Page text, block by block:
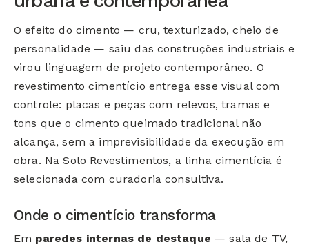
O efeito do cimento — cru, texturizado, cheio de
personalidade — saiu das construções industriais e
virou linguagem de projeto contemporâneo. O
revestimento cimentício entrega esse visual com
controle: placas e peças com relevos, tramas e
tons que o cimento queimado tradicional não
alcança, sem a imprevisibilidade da execução em
obra. Na Solo Revestimentos, a linha cimentícia é
selecionada com curadoria consultiva.
Onde o cimentício transforma
Em paredes internas de destaque — sala de TV,